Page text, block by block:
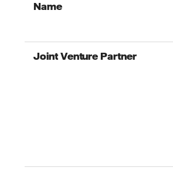
Name
Joint Venture Partner